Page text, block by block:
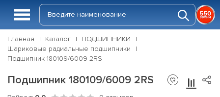
Главная Каталог
ПОДШИПНИКИ
Шариковые радиальные подшипники
Подшипник 180109/6009 2RS
Подшипник 180109/6009 2RS